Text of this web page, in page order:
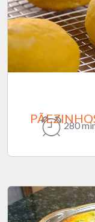
280